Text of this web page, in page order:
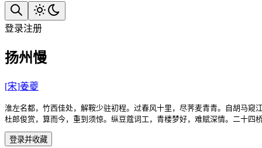
登录注册
扬州慢
[宋]姜夔
淮左名都，竹西佳处，解鞍少驻初程。过春风十里，尽荠麦青青。自胡马
杜郎俊赏，算而今，重到须惊。纵豆蔻词工，青楼梦好，难赋深情。二十四
登录并收藏